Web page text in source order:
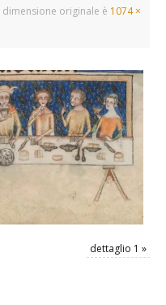
dimensione originale è 1074 ×
dettaglio 1 »